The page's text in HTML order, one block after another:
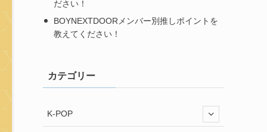
ださい！
BOYNEXTDOORメンバー別推しポイントを
教えてください！
カテゴリー
K-POP